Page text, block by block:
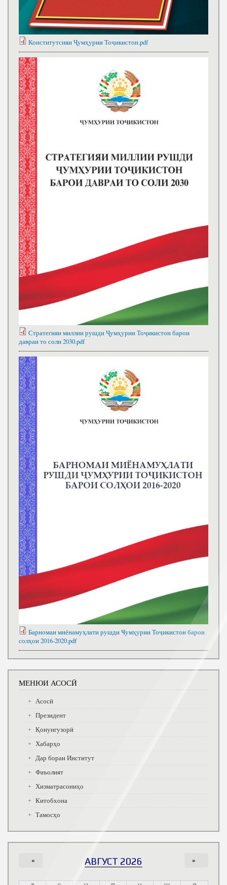
Конститутсияи Ҷумҳурии Тоҷикистон.pdf
Стратегияи миллии рушди Ҷумҳурии Тоҷикистон барои
давраи то соли 2030.pdf
Барномаи миёнамуҳлати рушди Ҹумҳурии Тоҷикистон барои
солҳои 2016-2020.pdf
МЕНЮИ АСОСӢ
Асосӣ
Президент
Қонунгузорӣ
Хабарҳо
Дар бораи Институт
Фаъолият
Хизматрасониҳо
Китобхона
Тамосҳо
АВГУСТ 2026
« »